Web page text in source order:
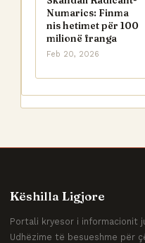
Numarics: Finma
nis hetimet për 100
milionë franga
Feb 20, 2026
Këshilla Ligjore
Portali kryesor i informacionit
Udhëzime të besueshme për